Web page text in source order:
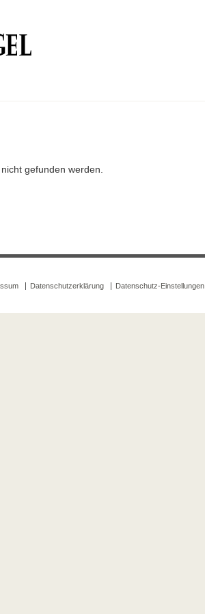
gefunden werden.
Datenschutzerklärung Datenschutz-Einstellungen